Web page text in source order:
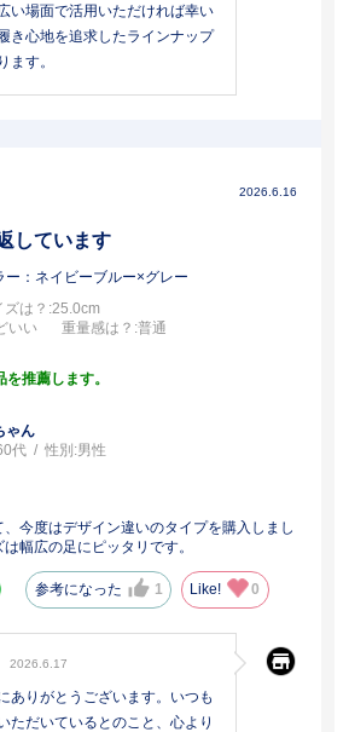
い場面で活用いただければ幸い
き心地を追求したラインナップ
ます。
2026.6.16
しています
ー：ネイビーブルー×グレー
は？ :25.0cm
いい 重量感は？ :普通
推薦します。
ゃん
代 性別:男性
今度はデザイン違いのタイプを購入しまし
幅広の足にピッタリです。
参考になった 1 Like! 0
2026.6.17
ありがとうございます。いつも
ただいているとのこと、心より